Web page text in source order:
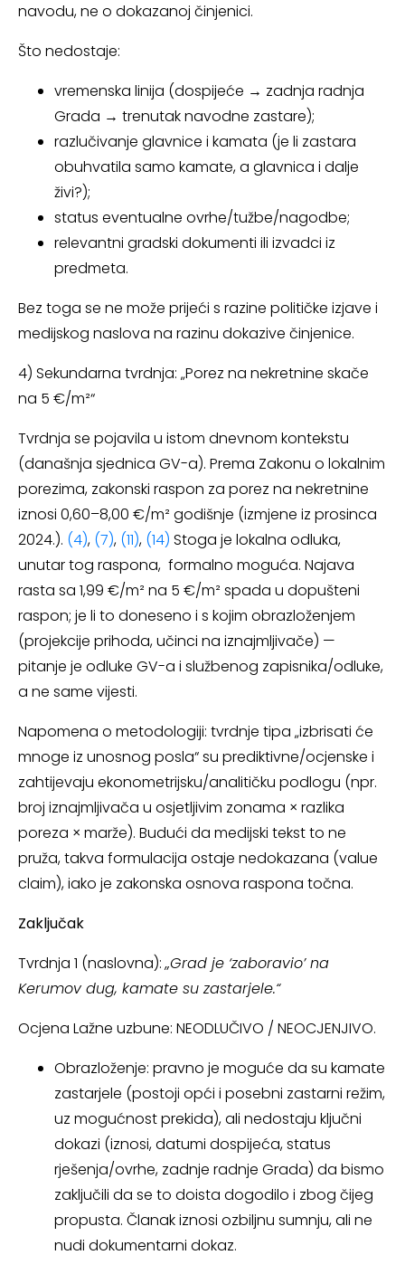
navodu, ne o dokazanoj činjenici.
Što nedostaje:
vremenska linija (dospijeće → zadnja radnja
Grada → trenutak navodne zastare);
razlučivanje glavnice i kamata (je li zastara
obuhvatila samo kamate, a glavnica i dalje
živi?);
status eventualne ovrhe/tužbe/nagodbe;
relevantni gradski dokumenti ili izvadci iz
predmeta.
Bez toga se ne može prijeći s razine političke izjave i
medijskog naslova na razinu dokazive činjenice.
4) Sekundarna tvrdnja: „Porez na nekretnine skače
na 5 €/m²“
Tvrdnja se pojavila u istom dnevnom kontekstu
(današnja sjednica GV-a). Prema Zakonu o lokalnim
porezima, zakonski raspon za porez na nekretnine
iznosi 0,60–8,00 €/m² godišnje (izmjene iz prosinca
2024.). (4), (7), (11), (14) Stoga je lokalna odluka,
unutar tog raspona, formalno moguća. Najava
rasta sa 1,99 €/m² na 5 €/m² spada u dopušteni
raspon; je li to doneseno i s kojim obrazloženjem
(projekcije prihoda, učinci na iznajmljivače) —
pitanje je odluke GV-a i službenog zapisnika/odluke,
a ne same vijesti.
Napomena o metodologiji: tvrdnje tipa „izbrisati će
mnoge iz unosnog posla“ su prediktivne/ocjenske i
zahtijevaju ekonometrijsku/analitičku podlogu (npr.
broj iznajmljivača u osjetljivim zonama × razlika
poreza × marže). Budući da medijski tekst to ne
pruža, takva formulacija ostaje nedokazana (value
claim), iako je zakonska osnova raspona točna.
Zaključak
Tvrdnja 1 (naslovna):„Grad je ‘zaboravio’ na
Kerumov dug, kamate su zastarjele.“
Ocjena Lažne uzbune: NEODLUČIVO / NEOCJENJIVO.
Obrazloženje: pravno je moguće da su kamate
zastarjele (postoji opći i posebni zastarni režim,
uz mogućnost prekida), ali nedostaju ključni
dokazi (iznosi, datumi dospijeća, status
rješenja/ovrhe, zadnje radnje Grada) da bismo
zaključili da se to doista dogodilo i zbog čijeg
propusta. Članak iznosi ozbiljnu sumnju, ali ne
nudi dokumentarni dokaz.